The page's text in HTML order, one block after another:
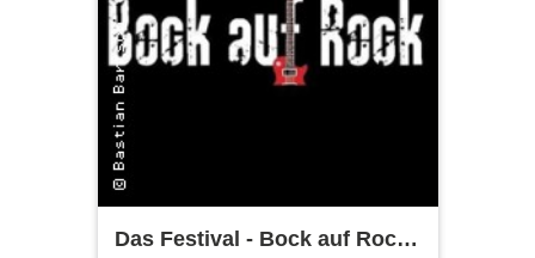
Das Festival - Bock auf Rock